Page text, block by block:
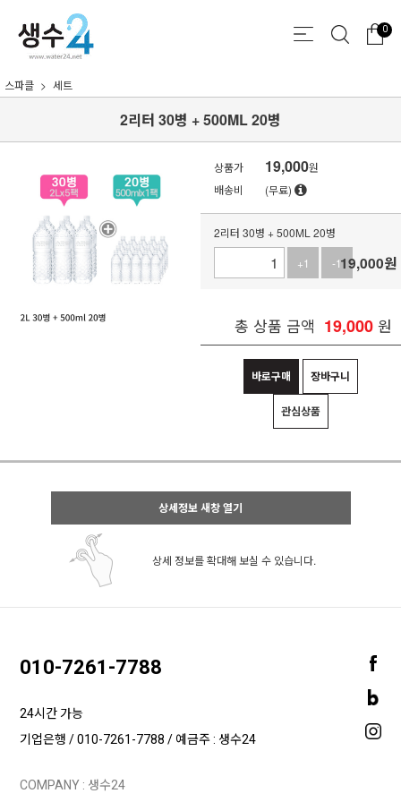
0
스파클 세트
2리터 30병 + 500ML 20병
상품가 19,000원
배송비
(무료)
2리터 30병 + 500ML 20병
+1
-119,000원
총 상품 금액 19,000 원
바로구매 장바구니
관심상품
상세정보 새창 열기
상세 정보를 확대해 보실 수 있습니다.
010-7261-7788
24시간 가능
기업은행 / 010-7261-7788 / 예금주 : 생수24
COMPANY : 생수24